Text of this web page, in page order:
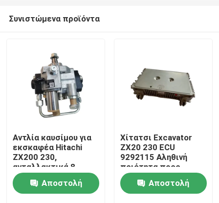
Αρχική Σελίδα
Συνιστώμενα προϊόντα
Αντλία καυσίμου για
εκσκαφέα Hitachi
ZX200 230,
ανταλλακτικά 8-
98346317-0 για
συντήρησηΑποστολή
Χίτατσι Excavator
ZX20 230 ECU
9292115 Αληθινή
ποιότητα προς
πώληση
Αποστολή